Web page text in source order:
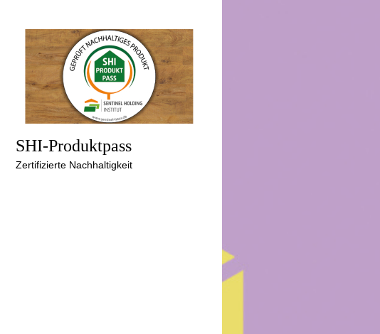
SHI-Produktpass
Zertifizierte Nachhaltigkeit